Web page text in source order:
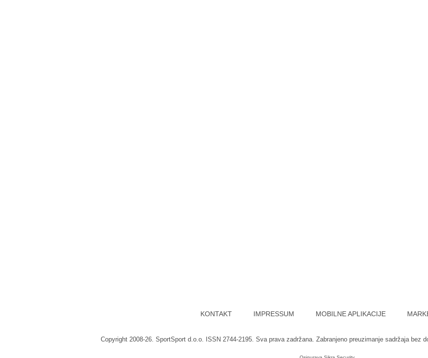
KONTAKT IMPRESSUM MOBILNE APLIKACIJE
Copyright 2008-26. SportSport d.o.o. ISSN 2744-2195. Sva prava zadržana. Zabranjeno preuzimanje sadržaja bez